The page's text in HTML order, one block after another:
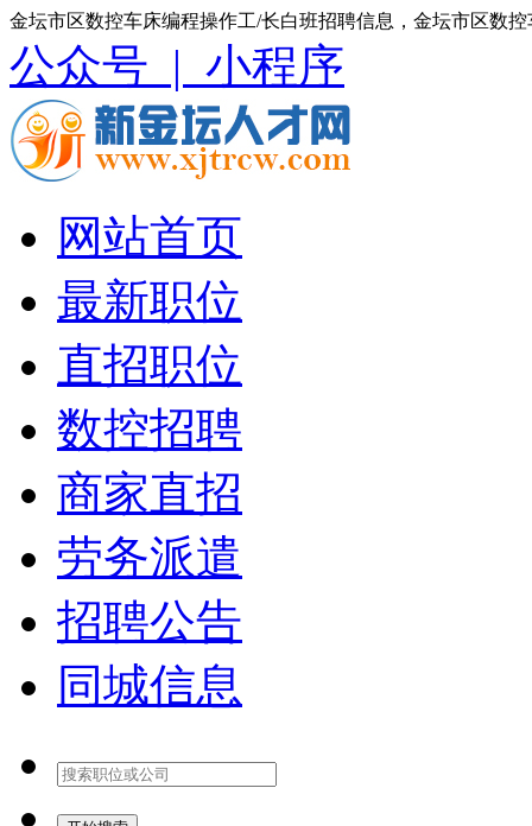
金坛市区数控车床编程操作工/长白班招聘信息，金坛市区数
公众号 | 小程序
网站首页
最新职位
直招职位
数控招聘
商家直招
劳务派遣
招聘公告
同城信息